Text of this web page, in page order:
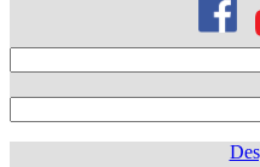
500
mglevofloxacin